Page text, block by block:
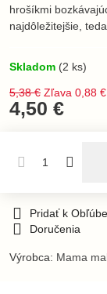
hrošíkmi
najdôležitejšie,
Skladom (2 ks)
5,38 € Zľava 0,88 €
4,50 €
Pridať k
Doručenia
Výrobca: Mama